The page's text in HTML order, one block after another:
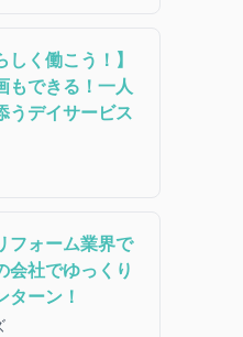
しく働こう！】
もできる！一人
うデイサービス
フォーム業界で
会社でゆっくり
ターン！